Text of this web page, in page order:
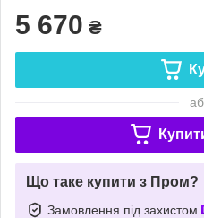
5 670 ₴
Що таке купити з Пром?
Замовлення під захистом